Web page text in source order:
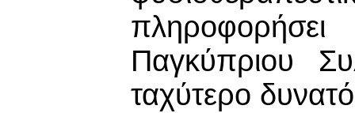
Παγκύπριου
ταχύτερο